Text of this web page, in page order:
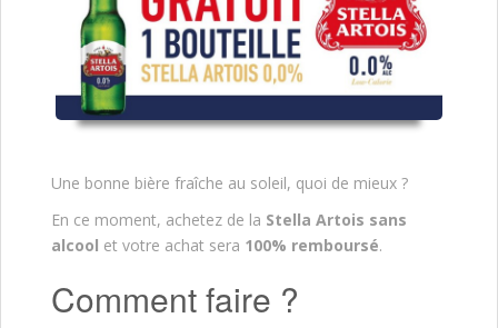
Une bonne bière fraîche au soleil, quoi de mieux ?
En ce moment, achetez de la Stella Artois sans
alcool et votre achat sera 100% remboursé.
Comment faire ?